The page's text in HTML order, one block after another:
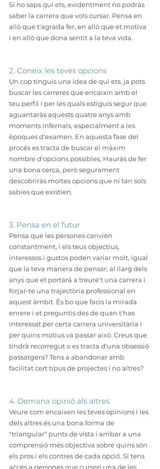
Si no saps qui ets, evidentment no podràs
saber la carrera que vols cursar. Pensa en
allò que t'agrada fer, en allò que et motiva
i en allò que dona sentit a la teva vida.
2. Coneix les teves opcions
Un cop tinguis una idea de qui ets, ja pots
buscar les carreres que encaixin amb el
teu perfil i per les quals estiguis segur que
aguantaràs aquests quatre anys amb
moments infernals, especialment a les
èpoques d'examen. En aquesta fase del
procés es tracta de buscar el màxim
nombre d'opcions possibles. Hauràs de fer
una bona cerca, però segurament
descobriràs moltes opcions que ni tan sols
sabies que existien.
3. Pensa en el futur
Pensa que les persones canvien
constantment, i els teus objectius,
interessos i gustos poden variar molt, igual
que la teva manera de pensar, al llarg dels
anys que et portarà a treure't una carrera i
forjar-te una trajectòria professional en
aquest àmbit. És bo que facis la mirada
enrere i et preguntis des de quan t'has
interessat per certa carrera universitària i
per quins motius va passar això. Creus que
tindrà recorregut o es tracta d'una obsessió
passatgera? Tens a abandonar amb
facilitat cert tipus de projectes i no altres?
4. Demana opinió als altres
Veure com encaixen les teves opinions i les
dels altres és una bona forma de
"triangular" punts de vista i arribar a una
comprensió més objectiva sobre quins són
els pros i els contres de cada opció. Si tens
accés a persones que cursen una de les